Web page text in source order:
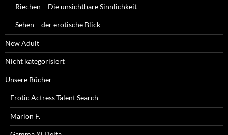
Riechen – Die unsichtbare Sinnlichkeit
Sehen – der erotische Blick
New Adult
Nicht kategorisiert
Unsere Bücher
Erotic Actress Talent Search
Marion F.